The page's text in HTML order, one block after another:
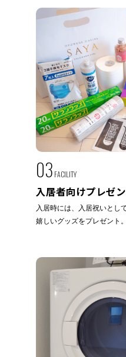
03 FACILITY
入居者向けプレゼ
入居時には、入居祝いとし
嬉しいグッズをプレゼント。